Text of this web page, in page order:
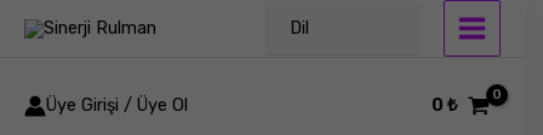
atla
Dil
Üye Girişi / Üye Ol 0₺